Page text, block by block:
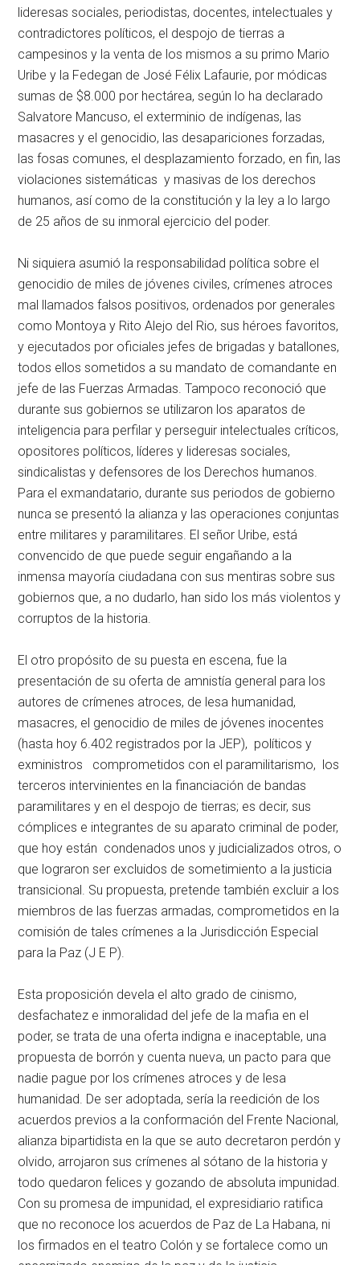
lideresas sociales, periodistas, docentes, intelectuales y
contradictores políticos, el despojo de tierras a
campesinos y la venta de los mismos a su primo Mario
Uribe y la Fedegan de José Félix Lafaurie, por módicas
sumas de $8.000 por hectárea, según lo ha declarado
Salvatore Mancuso, el exterminio de indígenas, las
masacres y el genocidio, las desapariciones forzadas,
las fosas comunes, el desplazamiento forzado, en fin, las
violaciones sistemáticas y masivas de los derechos
humanos, así como de la constitución y la ley a lo largo
de 25 años de su inmoral ejercicio del poder.
Ni siquiera asumió la responsabilidad política sobre el
genocidio de miles de jóvenes civiles, crímenes atroces
mal llamados falsos positivos, ordenados por generales
como Montoya y Rito Alejo del Rio, sus héroes favoritos,
y ejecutados por oficiales jefes de brigadas y batallones,
todos ellos sometidos a su mandato de comandante en
jefe de las Fuerzas Armadas. Tampoco reconoció que
durante sus gobiernos se utilizaron los aparatos de
inteligencia para perfilar y perseguir intelectuales críticos,
opositores políticos, líderes y lideresas sociales,
sindicalistas y defensores de los Derechos humanos.
Para el exmandatario, durante sus periodos de gobierno
nunca se presentó la alianza y las operaciones conjuntas
entre militares y paramilitares. El señor Uribe, está
convencido de que puede seguir engañando a la
inmensa mayoría ciudadana con sus mentiras sobre sus
gobiernos que, a no dudarlo, han sido los más violentos y
corruptos de la historia.
El otro propósito de su puesta en escena, fue la
presentación de su oferta de amnistía general para los
autores de crímenes atroces, de lesa humanidad,
masacres, el genocidio de miles de jóvenes inocentes
(hasta hoy 6.402 registrados por la JEP), políticos y
exministros comprometidos con el paramilitarismo, los
terceros intervinientes en la financiación de bandas
paramilitares y en el despojo de tierras; es decir, sus
cómplices e integrantes de su aparato criminal de poder,
que hoy están condenados unos y judicializados otros, o
que lograron ser excluidos de sometimiento a la justicia
transicional. Su propuesta, pretende también excluir a los
miembros de las fuerzas armadas, comprometidos en la
comisión de tales crímenes a la Jurisdicción Especial
para la Paz (J E P).
Esta proposición devela el alto grado de cinismo,
desfachatez e inmoralidad del jefe de la mafia en el
poder, se trata de una oferta indigna e inaceptable, una
propuesta de borrón y cuenta nueva, un pacto para que
nadie pague por los crímenes atroces y de lesa
humanidad. De ser adoptada, sería la reedición de los
acuerdos previos a la conformación del Frente Nacional,
alianza bipartidista en la que se auto decretaron perdón y
olvido, arrojaron sus crímenes al sótano de la historia y
todo quedaron felices y gozando de absoluta impunidad.
Con su promesa de impunidad, el expresidiario ratifica
que no reconoce los acuerdos de Paz de La Habana, ni
los firmados en el teatro Colón y se fortalece como un